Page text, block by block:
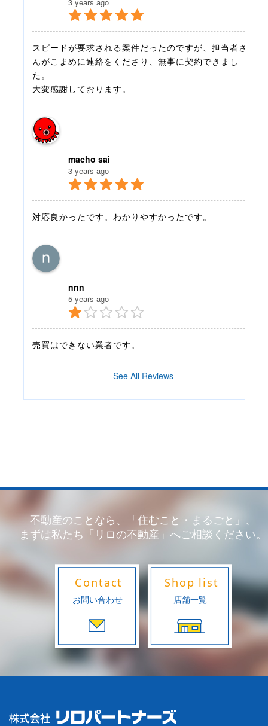
スピードが要求される案件だったのですが、担当者さ
んがこまめに連絡をくださり、無事に契約できまし
た。
大変感謝しております。
macho sai
3 years ago
対応良かったです。わかりやすかったです。
nnn
5 years ago
売買はできない業者です。
See All Reviews
不動産のことなら、「住むこと・まるごと」、
まずは私たち「リロの不動産」へご相談ください。